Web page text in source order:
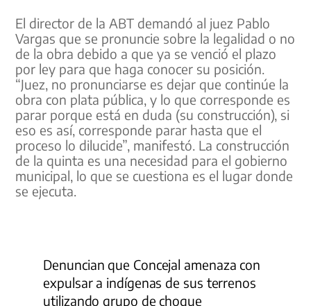
El director de la ABT demandó al juez Pablo
Vargas que se pronuncie sobre la legalidad o no
de la obra debido a que ya se venció el plazo
por ley para que haga conocer su posición.
“Juez, no pronunciarse es dejar que continúe la
obra con plata pública, y lo que corresponde es
parar porque está en duda (su construcción), si
eso es así, corresponde parar hasta que el
proceso lo dilucide”, manifestó. La construcción
de la quinta es una necesidad para el gobierno
municipal, lo que se cuestiona es el lugar donde
se ejecuta.
Denuncian que Concejal amenaza con
expulsar a indígenas de sus terrenos
utilizando grupo de choque